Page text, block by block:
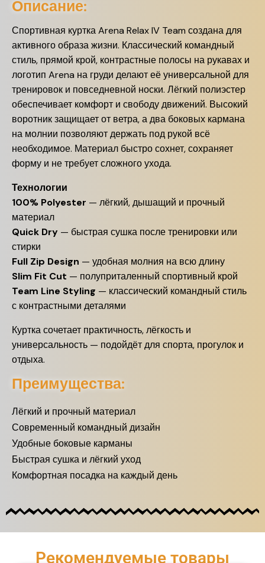
Описание:
Спортивная куртка Arena Relax IV Team создана для
активного образа жизни. Классический командный
стиль, прямой крой, контрастные полосы на рукавах и
логотип Arena на груди делают её универсальной для
тренировок и повседневной носки. Лёгкий полиэстер
обеспечивает комфорт и свободу движений. Высокий
воротник защищает от ветра, а два боковых кармана
на молнии позволяют держать под рукой всё
необходимое. Материал быстро сохнет, сохраняет
форму и не требует сложного ухода.
Технологии
100% Polyester — лёгкий, дышащий и прочный
материал
Quick Dry — быстрая сушка после тренировки или
стирки
Full Zip Design — удобная молния на всю длину
Slim Fit Cut — полуприталенный спортивный крой
Team Line Styling — классический командный стиль
с контрастными деталями
Куртка сочетает практичность, лёгкость и
универсальность — подойдёт для спорта, прогулок и
отдыха.
Преимущества:
Лёгкий и прочный материал
Современный командный дизайн
Удобные боковые карманы
Быстрая сушка и лёгкий уход
Комфортная посадка на каждый день
Рекомендуемые товары